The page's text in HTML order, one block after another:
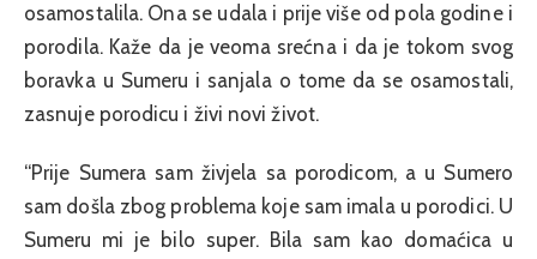
osamostalila. Ona se udala i prije više od pola godine i
porodila. Kaže da je veoma srećna i da je tokom svog
boravka u Sumeru i sanjala o tome da se osamostali,
zasnuje porodicu i živi novi život.
“Prije Sumera sam živjela sa porodicom, a u Sumero
sam došla zbog problema koje sam imala u porodici. U
Sumeru mi je bilo super. Bila sam kao domaćica u